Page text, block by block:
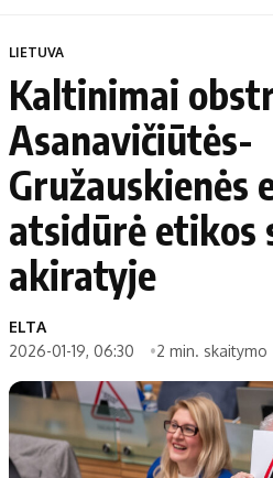
LIETUVA
Kaltinimai
Asanavičiūtės-
Gružauskienės
atsidūrė etikos
akiratyje
ELTA
2026-01-19, 06:30
2 min. skaitymo